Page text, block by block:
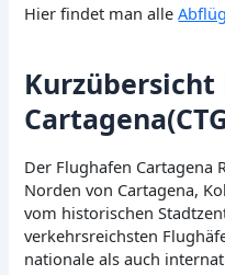
Hier findet man alle
Kurzübersicht
Der Flughafen Cartagena
Norden von Cartagena,
vom historischen
verkehrsreichsten
nationale als auch